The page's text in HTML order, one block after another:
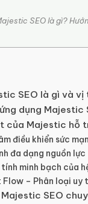
SEO là gì?
SEO là gì và
dụng Majestic
của Majestic hỗ
điều khiển sức
đa dạng nguồn lực
minh bạch của
– Phân loại uy
SEO